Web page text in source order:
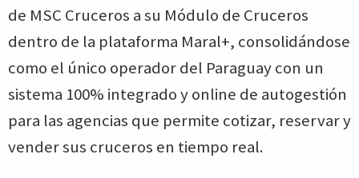
de MSC Cruceros a su Módulo de Cruceros
dentro de la plataforma Maral+, consolidándose
como el único operador del Paraguay con un
sistema 100% integrado y online de autogestión
para las agencias que permite cotizar, reservar y
vender sus cruceros en tiempo real.